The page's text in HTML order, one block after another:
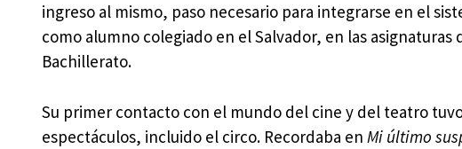
ingreso al mismo, paso necesario para integrarse en el
como alumno colegiado en el Salvador, en las
Bachillerato.
Su primer contacto con el mundo del cine y del teatro
espectáculos, incluido el circo. Recordaba en Mi último